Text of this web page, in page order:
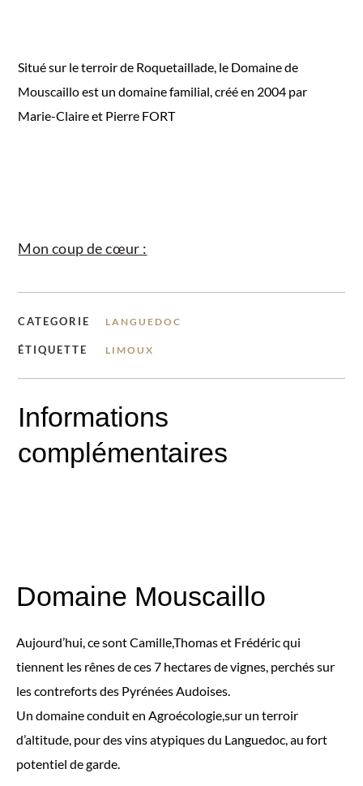
Situé sur le terroir de Roquetaillade, le Domaine de
Mouscaillo est un domaine familial, créé en 2004 par
Marie-Claire et Pierre FORT
Mon coup de cœur :
CATEGORIE LANGUEDOC
ÉTIQUETTE LIMOUX
Informations
complémentaires
Domaine Mouscaillo
Aujourd’hui, ce sont Camille,Thomas et Frédéric qui
tiennent les rênes de ces 7 hectares de vignes, perchés sur
les contreforts des Pyrénées Audoises.
Un domaine conduit en Agroécologie,sur un terroir
d’altitude, pour des vins atypiques du Languedoc, au fort
potentiel de garde.